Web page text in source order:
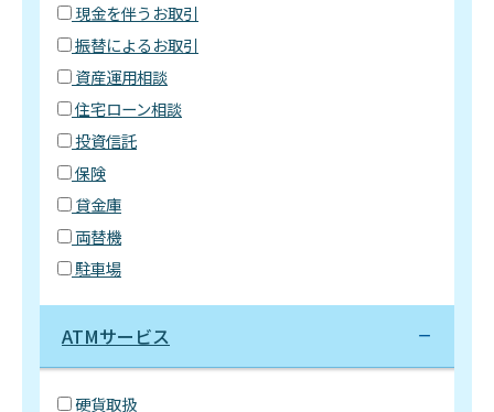
現金を伴うお取引
振替によるお取引
資産運用相談
住宅ローン相談
投資信託
保険
貸金庫
両替機
駐車場
ATMサービス
硬貨取扱